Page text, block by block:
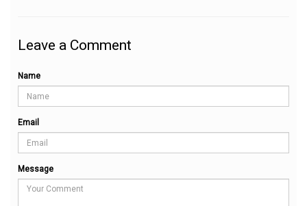
Leave a Comment
Name
Email
Message